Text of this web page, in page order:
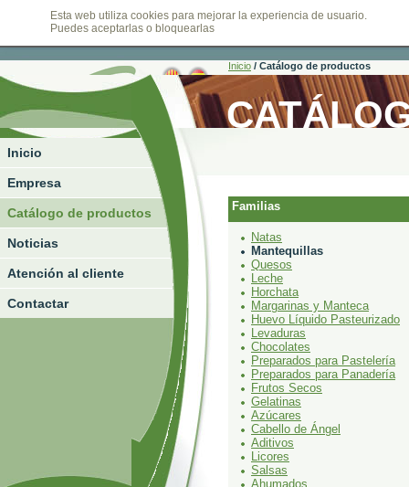
Esta web utiliza cookies para mejorar la experiencia de usuario.
Puedes aceptarlas o bloquearlas
viernes, 07 de agosto de 2026
Inicio
Empresa
Catálogo de productos
Noticias
Atención al cliente
Contactar
Inicio / Catálogo de productos
Familias
Natas
Mantequillas
Quesos
Leche
Horchata
Margarinas y Manteca
Huevo Líquido Pasteurizado
Levaduras
Chocolates
Preparados para Pastelería
Preparados para Panadería
Frutos Secos
Gelatinas
Azúcares
Cabello de Ángel
Aditivos
Licores
Salsas
Ahumados